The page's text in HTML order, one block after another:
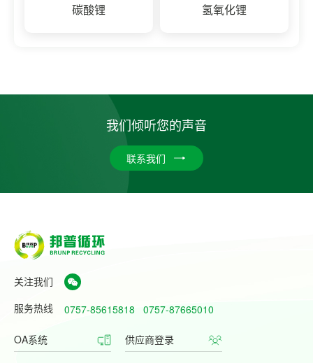
碳酸锂 氢氧化锂
我们倾听您的声音
联系我们
关注我们
服务热线
0757-85615818 0757-87665010
OA系统 供应商登录